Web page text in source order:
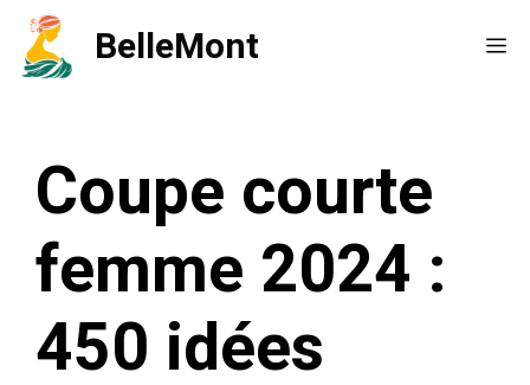
Aller
BelleMont
Coupe courte
femme 2024 :
450 idées